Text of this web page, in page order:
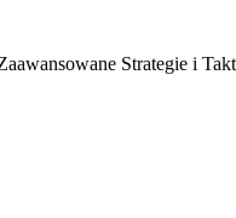
Strategie i